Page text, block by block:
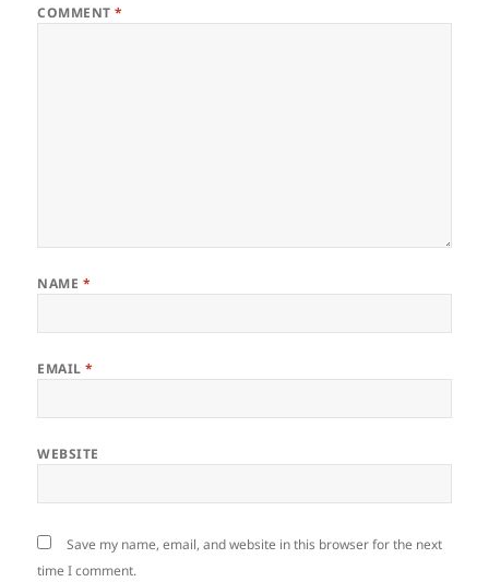
COMMENT*
NAME *
EMAIL*
WEBSITE
Save my name, email, and website in this browser for the next
time I comment.